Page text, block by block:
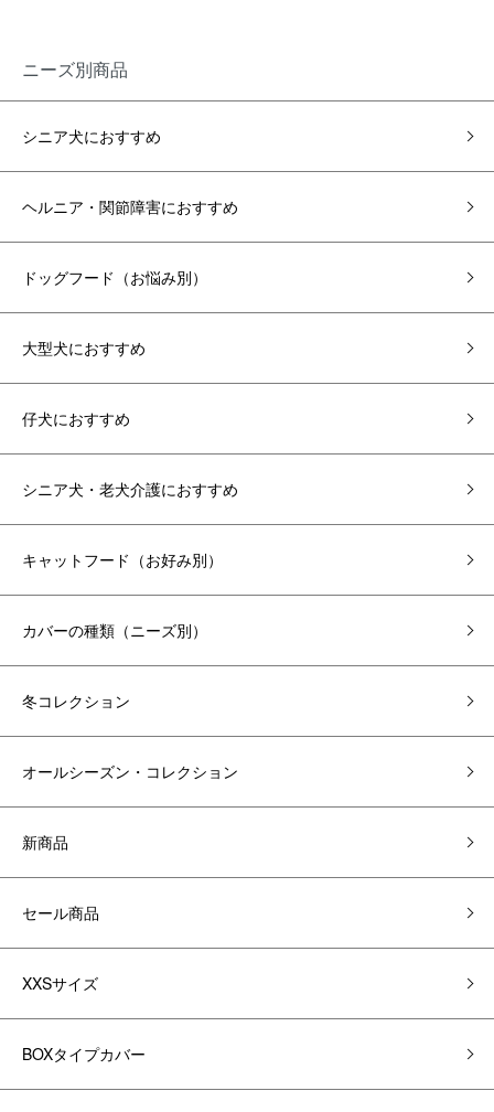
ニーズ別商品
シニア犬におすすめ
ヘルニア・関節障害におすすめ
ドッグフード（お悩み別）
大型犬におすすめ
仔犬におすすめ
シニア犬・老犬介護におすすめ
キャットフード（お好み別）
カバーの種類（ニーズ別）
冬コレクション
オールシーズン・コレクション
新商品
セール商品
XXSサイズ
BOXタイプカバー